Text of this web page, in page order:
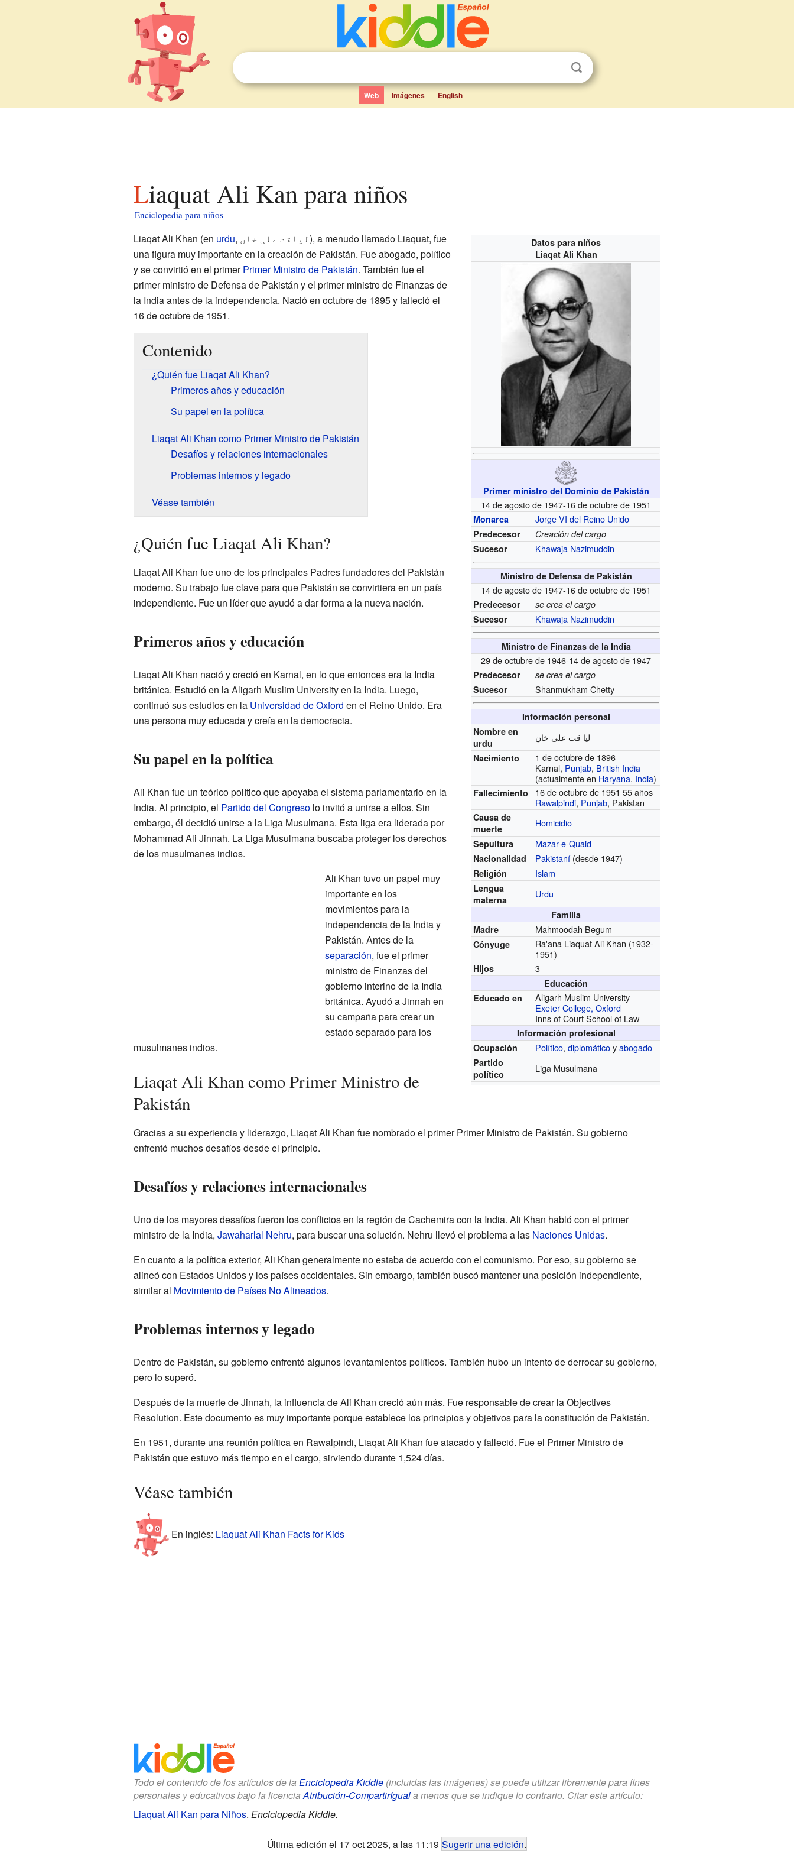
Web Imágenes English
Liaquat Ali Kan para niños
Enciclopedia para niños
Datos para niños
Liaqat Ali Khan
Primer ministro del Dominio de Pakistán
14 de agosto de 1947-16 de octubre de 1951
Monarca Jorge VI del Reino Unido
Predecesor
Creación del cargo
Sucesor
Khawaja Nazimuddin
Ministro de Defensa de Pakistán
14 de agosto de 1947-16 de octubre de 1951
Predecesor
se crea el cargo
Sucesor
Khawaja Nazimuddin
Ministro de Finanzas de la India
29 de octubre de 1946-14 de agosto de 1947
Predecesor
se crea el cargo
Sucesor
Shanmukham Chetty
Información personal
Nombre en
urdu
لیا قت علی خان
Nacimiento
1 de octubre de 1896
Karnal, Punjab, British India
(actualmente en Haryana, India)
Fallecimiento
16 de octubre de 1951 55 años
Rawalpindi, Punjab, Pakistan
Causa de
muerte
Homicidio
Sepultura Mazar-e-Quaid
Nacionalidad Pakistaní (desde 1947)
Religión Islam
Lengua
materna
Urdu
Familia
Madre
Mahmoodah Begum
Cónyuge Ra'ana Liaquat Ali Khan (1932-
1951)
Hijos 3
Educación
Educado en
Aligarh Muslim University
Exeter College, Oxford
Inns of Court School of Law
Información profesional
Ocupación
Político,diplomáticoyabogado
Partido
político
Liga Musulmana
Liaqat Ali Khan (en urdu, لیاقت علی خان‎), a menudo llamado Liaquat, fue
una figura muy importante en la creación de Pakistán. Fue abogado, político
y se convirtió en el primerPrimer Ministro de Pakistán. También fue el
primer ministro de Defensa de Pakistán y el primer ministro de Finanzas de
la India antes de la independencia. Nació en octubre de 1895 y falleció el
16 de octubre de 1951.
Contenido
¿Quién fue Liaqat Ali Khan?
Primeros años y educación
Su papel en la política
Liaqat Ali Khan como Primer Ministro de Pakistán
Desafíos y relaciones internacionales
Problemas internos y legado
Véase también
¿Quién fue Liaqat Ali Khan?
Liaqat Ali Khan fue uno de los principales Padres fundadores del Pakistán
moderno. Su trabajo fue clave para que Pakistán se convirtiera en un país
independiente. Fue un líder que ayudó a dar forma a la nueva nación.
Primeros años y educación
Liaqat Ali Khan nació y creció en Karnal, en lo que entonces era la India
británica. Estudió en la Aligarh Muslim University en la India. Luego,
continuó sus estudios en la Universidad de Oxford en el Reino Unido. Era
una persona muy educada y creía en la democracia.
Su papel en la política
Ali Khan fue un teórico político que apoyaba el sistema parlamentario en la
India. Al principio, el Partido del Congresolo invitó a unirse a ellos. Sin
embargo, él decidió unirse a la Liga Musulmana. Esta liga era liderada por
Mohammad Ali Jinnah. La Liga Musulmana buscaba proteger los derechos
de los musulmanes indios.
Ali Khan tuvo un papel muy
importante en los
movimientos para la
independencia de la India y
Pakistán. Antes de la
separación, fue el primer
ministro de Finanzas del
gobierno interino de la India
británica. Ayudó a Jinnah en
su campaña para crear un
estado separado para los
musulmanes indios.
Liaqat Ali Khan como Primer Ministro de
Pakistán
Gracias a su experiencia y liderazgo, Liaqat Ali Khan fue nombrado el primer Primer Ministro de Pakistán. Su gobierno
enfrentó muchos desafíos desde el principio.
Desafíos y relaciones internacionales
Uno de los mayores desafíos fueron los conflictos en la región de Cachemira con la India. Ali Khan habló con el primer
ministro de la India, Jawaharlal Nehru, para buscar una solución. Nehru llevó el problema a las Naciones Unidas.
En cuanto a la política exterior, Ali Khan generalmente no estaba de acuerdo con el comunismo. Por eso, su gobierno se
alineó con Estados Unidos y los países occidentales. Sin embargo, también buscó mantener una posición independiente,
similar al Movimiento de Países No Alineados.
Problemas internos y legado
Dentro de Pakistán, su gobierno enfrentó algunos levantamientos políticos. También hubo un intento de derrocar su gobierno,
pero lo superó.
Después de la muerte de Jinnah, la influencia de Ali Khan creció aún más. Fue responsable de crear la Objectives
Resolution. Este documento es muy importante porque establece los principios y objetivos para la constitución de Pakistán.
En 1951, durante una reunión política en Rawalpindi, Liaqat Ali Khan fue atacado y falleció. Fue el Primer Ministro de
Pakistán que estuvo más tiempo en el cargo, sirviendo durante 1,524 días.
Véase también
En inglés: Liaquat Ali Khan Facts for Kids
Todo el contenido de los artículos de la Enciclopedia Kiddle(incluidas las imágenes) se puede utilizar libremente para fines
personales y educativos bajo la licenciaAtribución-CompartirIguala menos que se indique lo contrario. Citar este artículo:
Liaquat Ali Kan para Niños. Enciclopedia Kiddle.
Última edición el 17 oct 2025, a las 11:19 Sugerir una edición.